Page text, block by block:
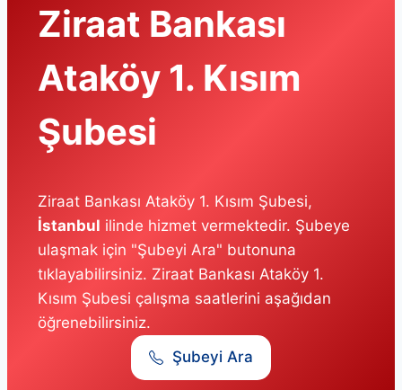
Ziraat Bankası
Ataköy 1. Kısım
Şubesi
Ziraat Bankası Ataköy 1. Kısım Şubesi,
İstanbul ilinde hizmet vermektedir. Şubeye
ulaşmak için "Şubeyi Ara" butonuna
tıklayabilirsiniz. Ziraat Bankası Ataköy 1.
Kısım Şubesi çalışma saatlerini aşağıdan
öğrenebilirsiniz.
Şubeyi Ara